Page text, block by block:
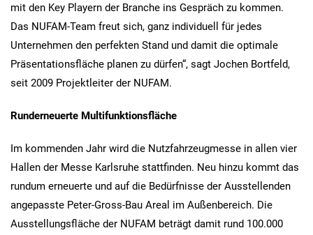
mit den Key Playern der Branche ins Gespräch zu kommen.
Das NUFAM-Team freut sich, ganz individuell für jedes
Unternehmen den perfekten Stand und damit die optimale
Präsentationsfläche planen zu dürfen“, sagt Jochen Bortfeld,
seit 2009 Projektleiter der NUFAM.
Runderneuerte Multifunktionsfläche
Im kommenden Jahr wird die Nutzfahrzeugmesse in allen vier
Hallen der Messe Karlsruhe stattfinden. Neu hinzu kommt das
rundum erneuerte und auf die Bedürfnisse der Ausstellenden
angepasste Peter-Gross-Bau Areal im Außenbereich. Die
Ausstellungsfläche der NUFAM beträgt damit rund 100.000